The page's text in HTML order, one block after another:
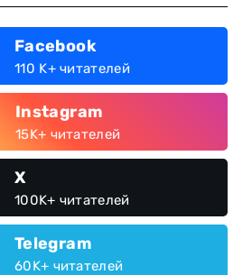
Facebook
110 K+ читателей
Instagram
15K+ читателей
X
100K+ читателей
Telegram
60K+ читателей